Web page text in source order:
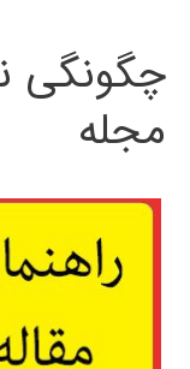
چگونگی
مجله